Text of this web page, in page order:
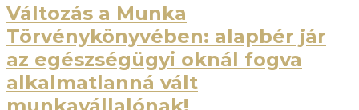
Változás a Munka
Törvénykönyvében: alapbér jár
az egészségügyi oknál fogva
alkalmatlanná vált